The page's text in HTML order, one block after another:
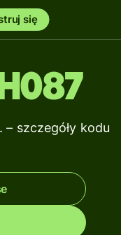
się
– szczegóły kodu